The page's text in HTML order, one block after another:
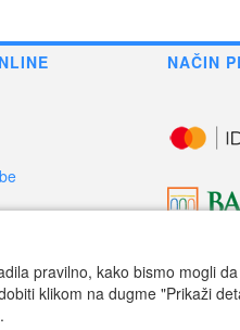
NAČIN
pravilno, kako bismo mogli
klikom na dugme "Prikaži